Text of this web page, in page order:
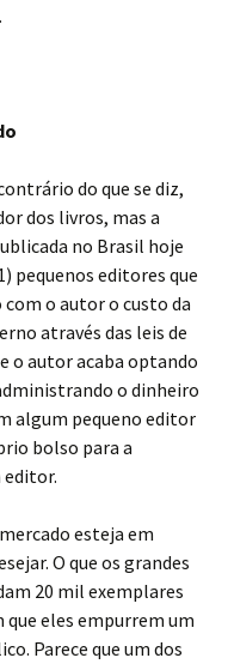
do que se diz,
dos livros, mas a
no Brasil hoje
pequenos editores que
o autor o custo da
através das leis de
o autor acaba optando
o dinheiro
algum pequeno editor
bolso para a
editor.
esteja em
O que os grandes
20 mil exemplares
eles empurrem um
Parece que um dos